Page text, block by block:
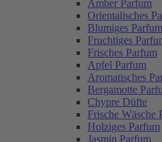
Amber Parfum
Orientalisches
Blumiges Parfum
Fruchtiges
Frisches Parfum
Apfel Parfum
Aromatisches
Bergamotte
Chypre Düfte
Frische Wäsche
Holziges Parfum
Jasmin Parfum